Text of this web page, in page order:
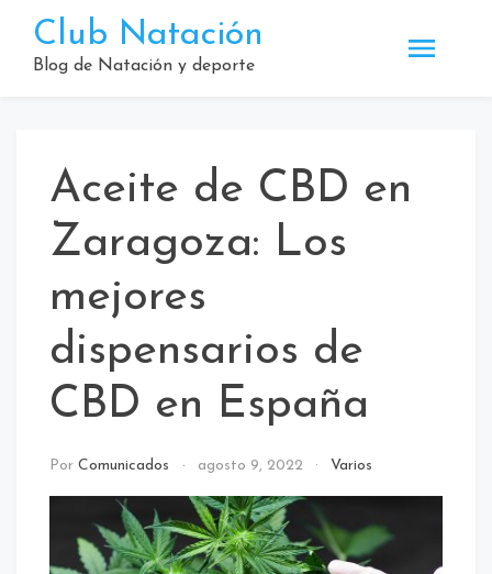
contenido
Club Natación
Blog de Natación y deporte
Aceite de CBD en
Zaragoza: Los
mejores
dispensarios de
CBD en España
Por Comunicados agosto 9, 2022 Varios